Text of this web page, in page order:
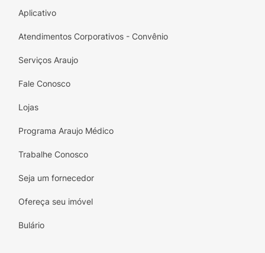
Aplicativo
Atendimentos Corporativos - Convênio
Serviços Araujo
Fale Conosco
Lojas
Programa Araujo Médico
Trabalhe Conosco
Seja um fornecedor
Ofereça seu imóvel
Bulário